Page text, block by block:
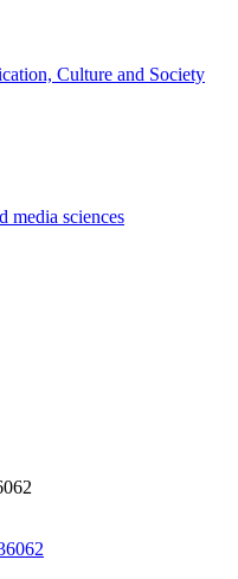
Culture and Society
media sciences